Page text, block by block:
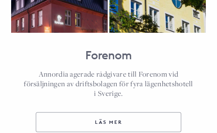
Forenom
Annordia agerade rådgivare till Forenom vid
försäljningen av driftsbolagen för fyra lägenhetshotell
i Sverige.
LÄS MER